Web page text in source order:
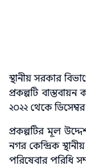
স্থানীয় সরকার
প্রকল্পটি বাস্তবায়ন
২০২২ থেকে
প্রকল্পটির মূল
নগর কেন্দ্রিক
পরিষেবার পরিধি